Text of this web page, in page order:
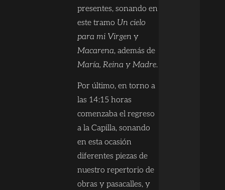
presentes, sonando en
este tramo Un cielo
para mi Virgen y
Macarena, además de
María, Reina y Madre.
Por último, en torno a
las 14:15 horas
comenzaba el regreso
a la Capilla, sonando
en esta ocasión
diferentes piezas de
nuestro repertorio de
obras y pasacalles, y